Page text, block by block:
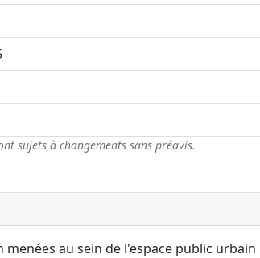
sujets à changements sans préavis.
au sein de l'espace public